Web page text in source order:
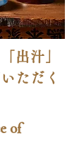
出汁」
ただく
of